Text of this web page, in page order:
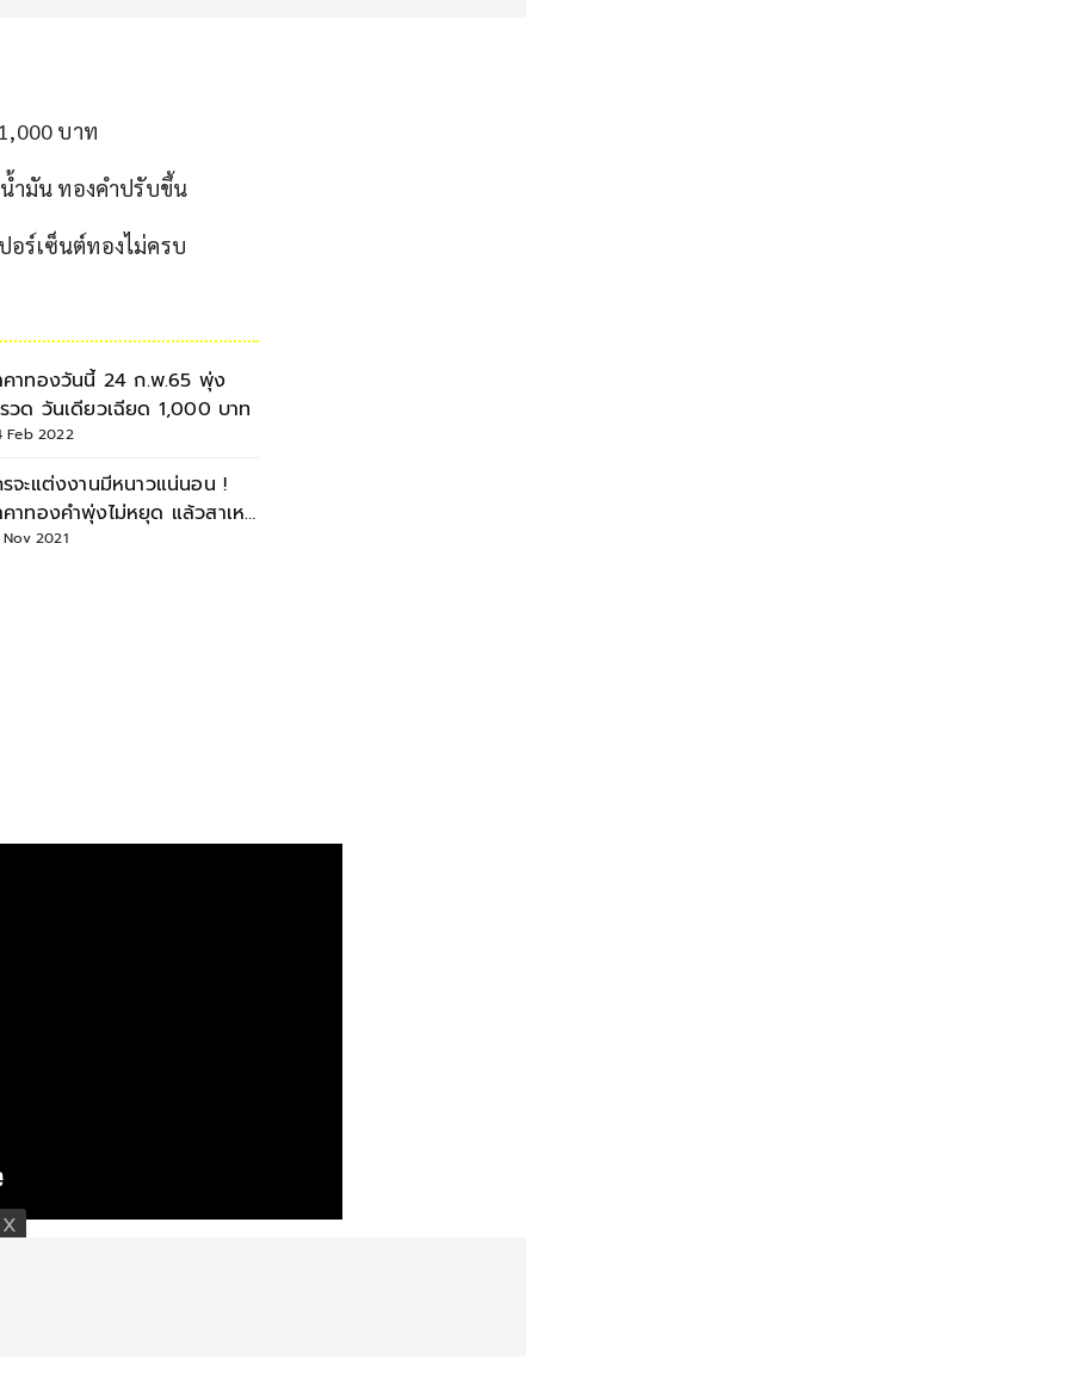
บาท
ำมัน ทองคำปรับขึ้น
อร์เซ็นต์ทองไม่ครบ
คาทองวันนี้ 24 ก.พ.65 พุ่ง
วด วันเดียวเฉียด 1,000 บาท
Feb 2022
รจะแต่งงานมีหนาวแน่นอน !
คาทองคำพุ่งไม่หยุด แล้วสาเหตุ
ากอะไร ?
Nov 2021